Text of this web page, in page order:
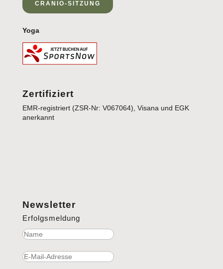
CRANIO-SITZUNG
Yoga
Zertifiziert
EMR-registriert (ZSR-Nr: V067064), Visana und EGK
anerkannt
Newsletter
Erfolgsmeldung